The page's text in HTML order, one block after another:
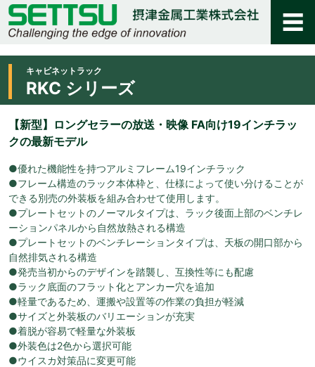
キャビネットラック
RKC シリーズ
【新型】ロングセラーの放送・映像 FA向け19インチラッ
クの最新モデル
●優れた機能性を持つアルミフレーム19インチラック
●フレーム構造のラック本体枠と、仕様によって使い分けることが
できる別売の外装板を組み合わせて使用します。
●プレートセットのノーマルタイプは、ラック後面上部のベンチレ
ーションパネルから自然放熱される構造
●プレートセットのベンチレーションタイプは、天板の開口部から
自然排気される構造
●発売当初からのデザインを踏襲し、互換性等にも配慮
●ラック底面のフラット化とアンカー穴を追加
●軽量であるため、運搬や設置等の作業の負担が軽減
●サイズと外装板のバリエーションが充実
●着脱が容易で軽量な外装板
●外装色は2色から選択可能
●ウイスカ対策品に変更可能